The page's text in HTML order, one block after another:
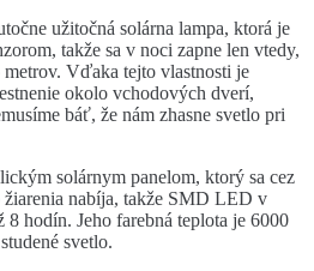
užitočná solárna lampa, ktorá je
takže sa v noci zapne len vtedy,
Vďaka tejto vlastnosti je
okolo vchodových dverí,
báť, že nám zhasne svetlo pri
solárnym panelom, ktorý sa cez
nabíja, takže SMD LED v
hodín. Jeho farebná teplota je 6000
svetlo.